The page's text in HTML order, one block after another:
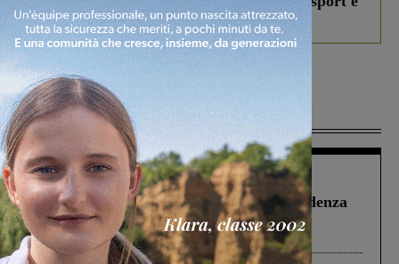
debutta il podcast Estrair
Più lette
Figline Incisa Valdarno 1 Agosto 2026
Piscina di Figline finanziata oltre la scadenza
Pnrr, il gruppo di Fratelli d’Italia: “Un
ringraziamento al Governo”